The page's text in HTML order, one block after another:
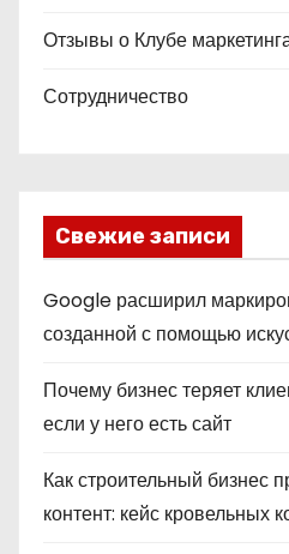
Отзывы о Клубе
Сотрудничество
Свежие записи
Google расширил
созданной с помощью
Почему бизнес теряет
если у него есть сайт
Как строительный бизнес
контент: кейс кровельных